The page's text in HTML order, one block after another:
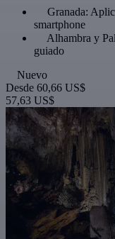
Granada:
smartphone
Alhambra y
guiado
Nuevo
Desde 60,66 US$
57,63 US$